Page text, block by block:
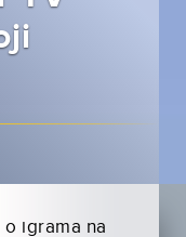
igrama na